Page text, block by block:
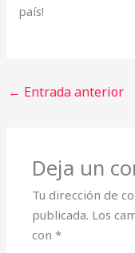
país!
← Entrada anterior
Deja un
Tu dirección de
publicada. Los
con*